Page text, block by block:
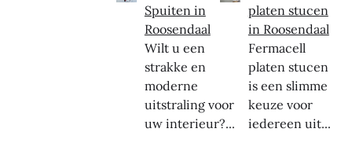
Spuiten in
Roosendaal
Wilt u een
strakke en
moderne
uitstraling voor
uw interieur?...
platen stucen
in Roosendaal
Fermacell
platen stucen
is een slimme
keuze voor
iedereen uit...